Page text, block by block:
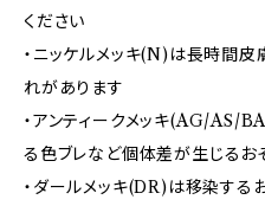
ください
・ニッケルメッキ(N)は長時間
れがあります
・アンティークメッキ(AG/AS/
る色ブレなど個体差が生じるお
・ダールメッキ(DR)は移染する